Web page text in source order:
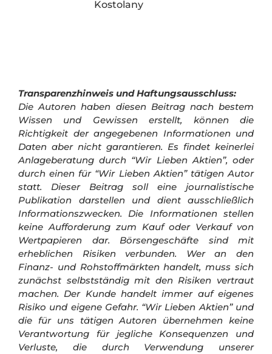
Kostolany
Transparenzhinweis und Haftungsausschluss:
Die Autoren haben diesen Beitrag nach bestem
Wissen und Gewissen erstellt, können die
Richtigkeit der angegebenen Informationen und
Daten aber nicht garantieren. Es findet keinerlei
Anlageberatung durch “Wir Lieben Aktien”, oder
durch einen für “Wir Lieben Aktien” tätigen Autor
statt. Dieser Beitrag soll eine journalistische
Publikation darstellen und dient ausschließlich
Informationszwecken. Die Informationen stellen
keine Aufforderung zum Kauf oder Verkauf von
Wertpapieren dar. Börsengeschäfte sind mit
erheblichen Risiken verbunden. Wer an den
Finanz- und Rohstoffmärkten handelt, muss sich
zunächst selbstständig mit den Risiken vertraut
machen. Der Kunde handelt immer auf eigenes
Risiko und eigene Gefahr. “Wir Lieben Aktien” und
die für uns tätigen Autoren übernehmen keine
Verantwortung für jegliche Konsequenzen und
Verluste, die durch Verwendung unserer